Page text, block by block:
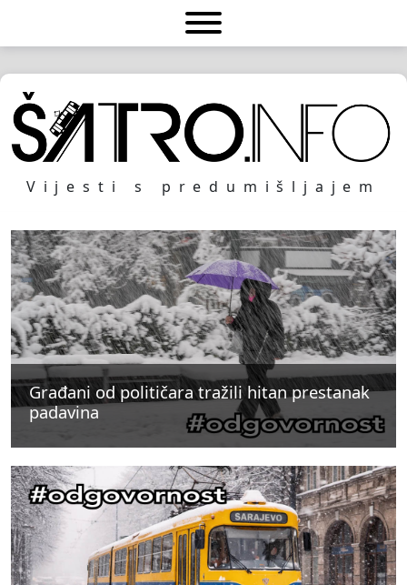
Vijesti s predumišljajem
Građani od političara tražili hitan prestanak
padavina
Građani od političara tražili hitan prestanak
padavina
Građani od političara tražili hitan prestanak
padavina